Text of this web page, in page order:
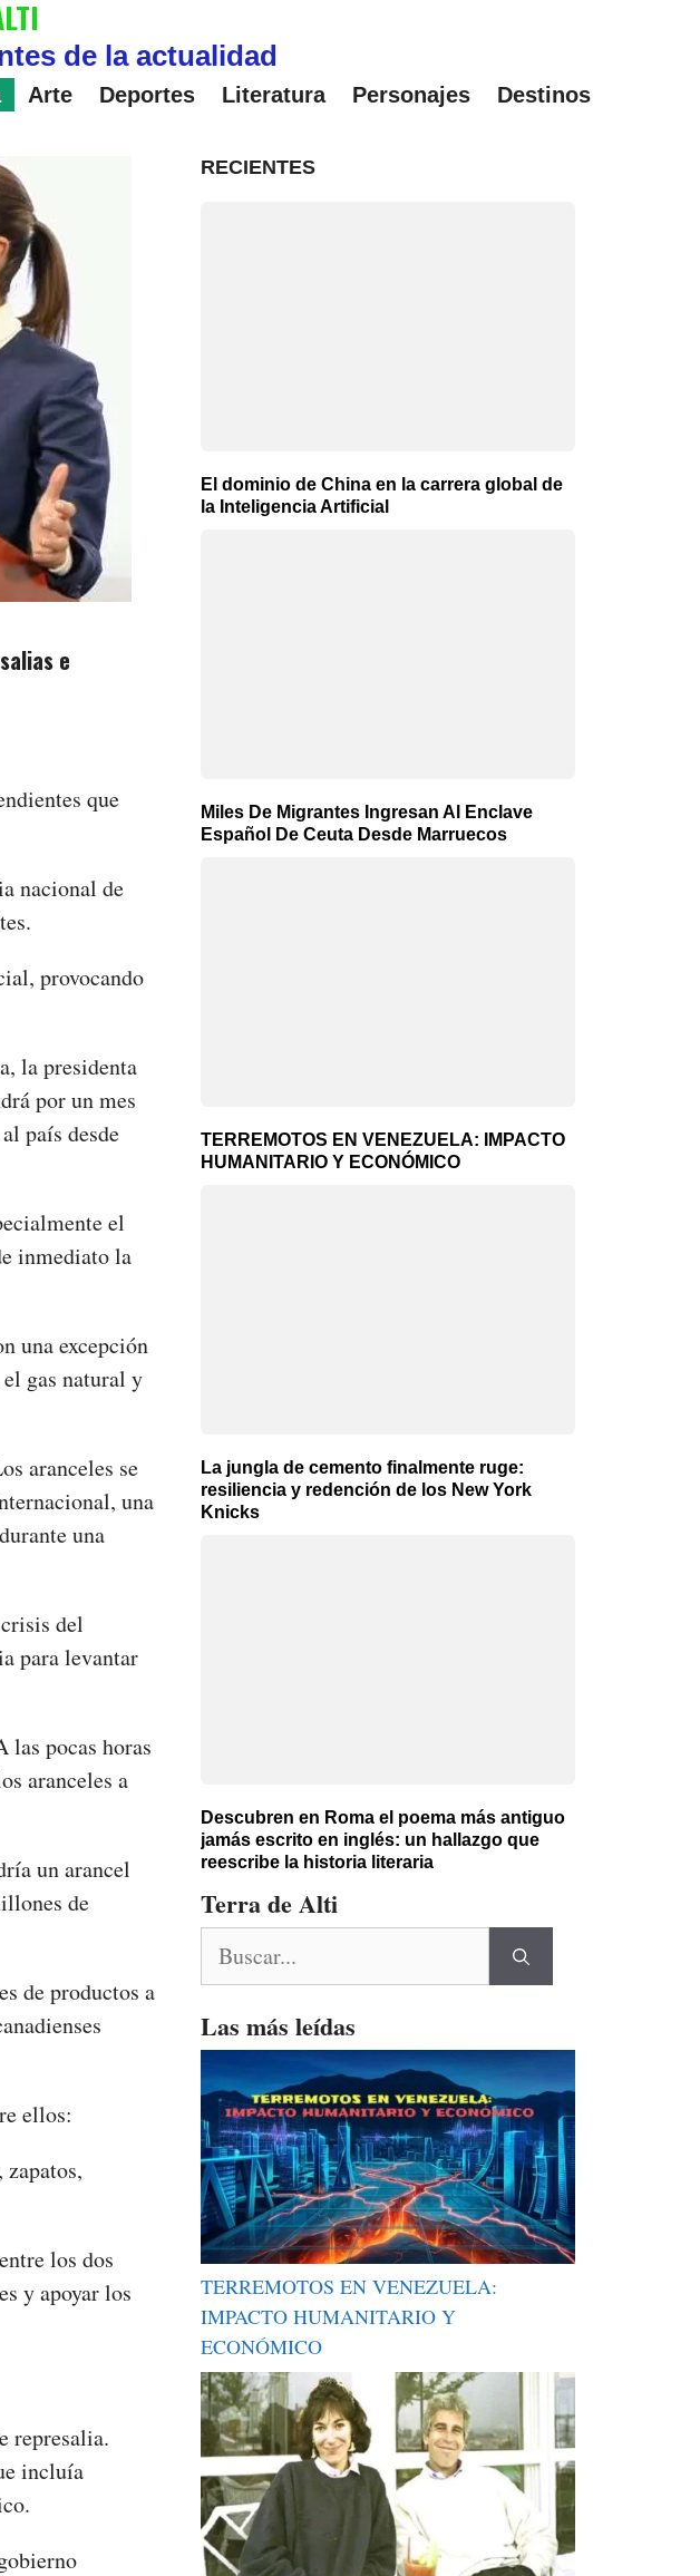
de la actualidad
Arte Deportes Literatura Personajes Destinos
e
que
nacional de
provocando
la presidenta
por un mes
país desde
el
inmediato la
una excepción
gas natural y
aranceles se
una
una
del
para levantar
las pocas horas
aranceles a
un arancel
de
de productos a
ellos:
los dos
y apoyar los
represalia.
incluía
RECIENTES
El dominio de China en la carrera global de
la Inteligencia Artificial
Miles De Migrantes Ingresan Al Enclave
Español De Ceuta Desde Marruecos
TERREMOTOS EN VENEZUELA: IMPACTO
HUMANITARIO Y ECONÓMICO
La jungla de cemento finalmente ruge:
resiliencia y redención de los New York
Knicks
Descubren en Roma el poema más antiguo
jamás escrito en inglés: un hallazgo que
reescribe la historia literaria
Terra de Alti
Las más leídas
TERREMOTOS EN VENEZUELA:
IMPACTO HUMANITARIO Y
ECONÓMICO